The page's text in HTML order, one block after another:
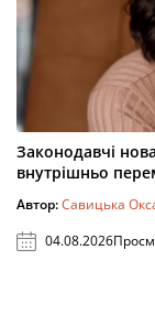
Законодавчі
внутрішньо
Автор:Савицька
04.08.2026